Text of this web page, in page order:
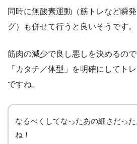
同時に無酸素運動（筋トレなど瞬
グ）も併せて行うと良いそうです。
筋肉の減少で良し悪しを決めるの
「カタチ／体型」を明確にしてト
ですね。
なるべくしてなったあの細さだっ
ね！